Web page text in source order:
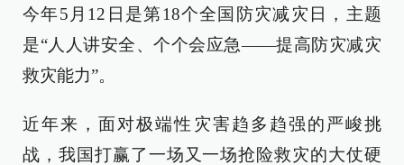
今年5月12日是第18个全国防灾减灾日，主题
是“人人讲安全、个个会应急——提高防灾减灾
救灾能力”。
近年来，面对极端性灾害趋多趋强的严峻挑
战，我国打赢了一场又一场抢险救灾的大仗硬